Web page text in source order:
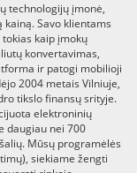
technologijų įmonė,
Savo klientams
kaip įmokų
konvertavimas,
ir patogi mobilioji
2004 metais Vilniuje,
tikslo finansų srityje.
elektroninių
daugiau nei 700
Mūsų programėlės
siekiame žengti